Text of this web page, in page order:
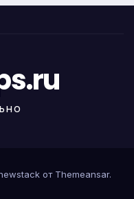
от Themeansar.